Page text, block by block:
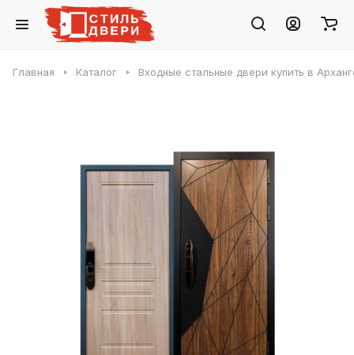
Главная Каталог Входные стальные двери купить в